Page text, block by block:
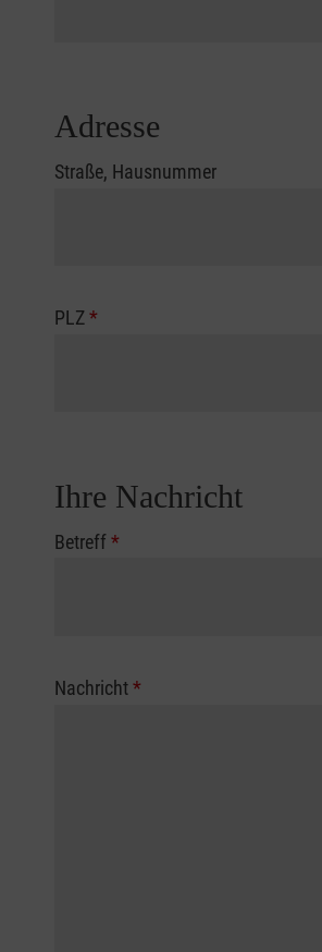
Adresse
Straße, Hausnummer
PLZ*
Ihre Nachricht
Betreff*
Nachricht*